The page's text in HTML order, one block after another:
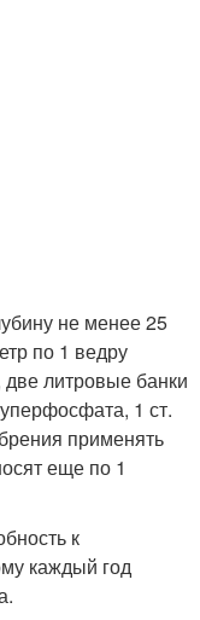
не менее 25
по 1 ведру
литровые банки
1 ст.
применять
еще по 1
к
каждый год